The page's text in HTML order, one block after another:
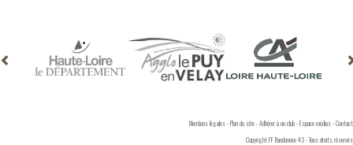
Mentions légales-Plan du site-Adhérer à un club-Espace médias-Contact
Copyright FF Randonnée 43 - Tous droits réservés